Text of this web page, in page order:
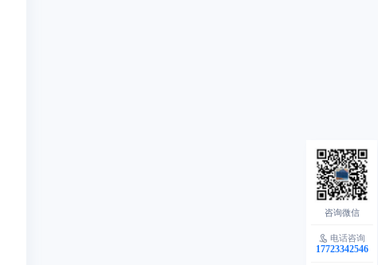
电话咨询
17723342546